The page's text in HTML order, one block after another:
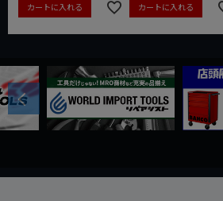
カートに入れる カートに入れる
Previous